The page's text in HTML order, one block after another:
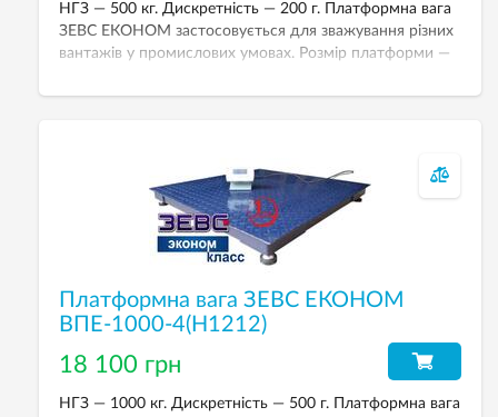
НГЗ — 500 кг. Дискретність — 200 г. Платформна вага
ЗЕВС ЕКОНОМ застосовується для зважування різних
вантажів у промислових умовах. Розмір платформи —
Платформна вага ЗЕВС ЕКОНОМ
ВПЕ-1000-4(H1212)
18 100 грн
НГЗ — 1000 кг. Дискретність — 500 г. Платформна вага